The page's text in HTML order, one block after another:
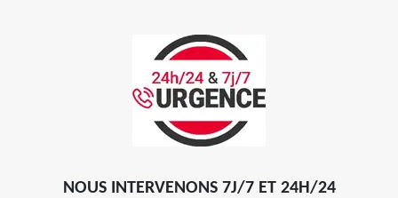
NOUS INTERVENONS 7J/7 ET 24H/24